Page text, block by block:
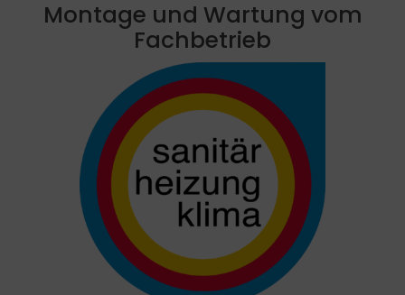
Montage und Wartung vom
Fachbetrieb